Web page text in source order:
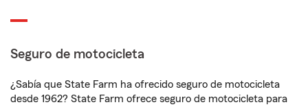
Seguro de motocicleta
¿Sabía que State Farm ha ofrecido seguro de motocicleta
desde 1962? State Farm ofrece seguro de motocicleta para